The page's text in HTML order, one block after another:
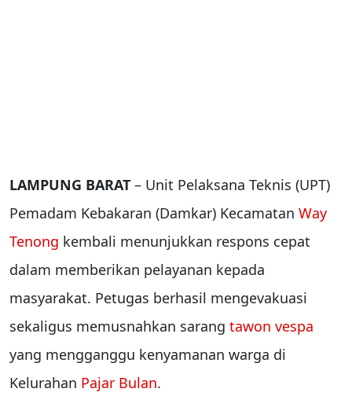
LAMPUNG BARAT – Unit Pelaksana Teknis (UPT)
Pemadam Kebakaran (Damkar) Kecamatan Way
Tenong kembali menunjukkan respons cepat
dalam memberikan pelayanan kepada
masyarakat. Petugas berhasil mengevakuasi
sekaligus memusnahkan sarang tawon vespa
yang mengganggu kenyamanan warga di
Kelurahan Pajar Bulan.